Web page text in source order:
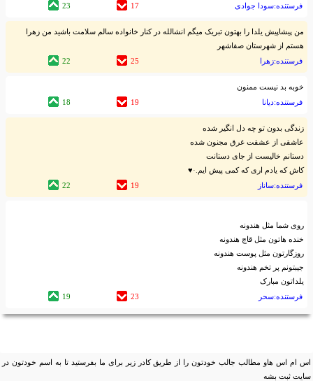
فرستنده:سودا جوادی
17
23
من پیشاپیش یلدا را بهتون تبریک میگم انشالله در کنار خانواده سالم سلامت باشید من زهرا
هستم از شهرستان صفاشهر
فرستنده:زهرا
25
22
خوبه بد نیست ممنون
فرستنده:دیانا
19
18
زندگی بدون تو چه دل انگیر شده
عاشقی از عشقت غرق مجنون شده
دستانم خالیست از جای دستانت
کاش که یادم اری که کمی پیش ایم.·♥
فرستنده:ساناز
19
22
روی شما مثل هندونه
خنده هاتون مثل قاچ هندونه
روزگارتون مثل پوست هندونه
جیبتونم پر تخم هندونه
یلداتون مبارک
فرستنده:سحر
23
19
اس ام اس هاو مطالب جالب خودتون را از طریق کادر زیر برای ما بفرستید تا به اسم خودتون در
سایت ثبت بشه